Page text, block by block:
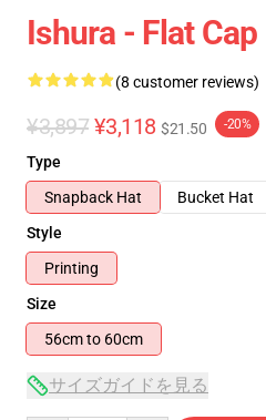
Ishura - Flat
(8 customer reviews)
¥3,897 ¥3,118 $21.50 -20%
Type
Snapback Hat
Bucket Hat
Style
Printing
Size
56cm to 60cm
サイズガイドを見る